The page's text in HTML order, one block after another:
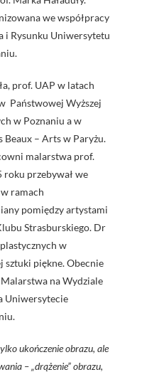
we współpracy
i Rysunku Uniwersytetu
prof. UAP w latach
Państwowej Wyższej
w Poznaniu a w
Beaux – Arts w Paryżu.
malarstwa prof.
roku przebywał we
ramach
pomiędzy artystami
Strasburskiego. Dr
w
sztuki piękne. Obecnie
na Wydziale
Uniwersytecie
ukończenie obrazu, ale
– „drążenie” obrazu,